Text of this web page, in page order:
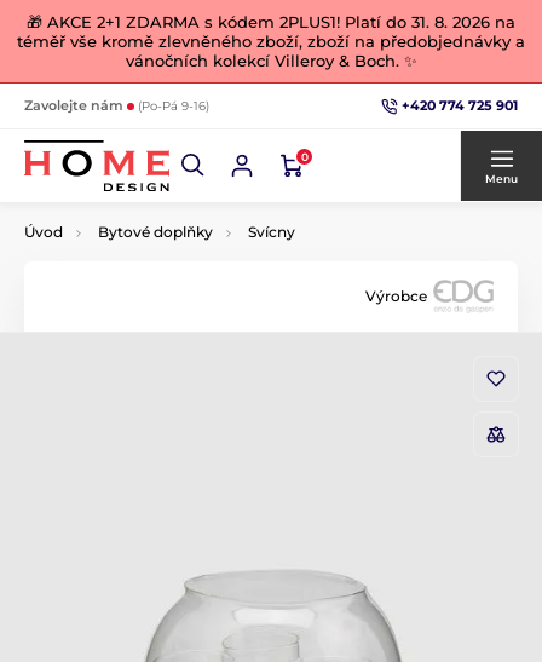
🎁 AKCE 2+1 ZDARMA s kódem 2PLUS1! Platí do 31. 8. 2026 na
téměř vše kromě zlevněného zboží, zboží na předobjednávky a
vánočních kolekcí Villeroy & Boch. ✨
Zavolejte nám (Po-Pá 9-16) +420 774 725 901
0
Menu
Úvod Bytové doplňky Svícny
Výrobce